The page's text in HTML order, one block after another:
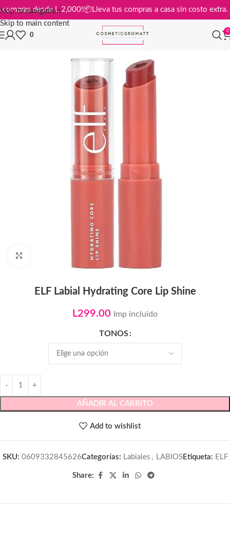
Skip to navigation
Skip to main content
compras desde L 2,000! 📦Lleva tus compras a casa sin costo
0
0
ELF Labial Hydrating Core Lip Shine
L299.00 Imp incluido
TONOS
AÑADIR AL CARRITO
Add to wishlist
SKU: 0609332845626Categorías: Labiales , LABIOSEtiqueta: ELF
Share: